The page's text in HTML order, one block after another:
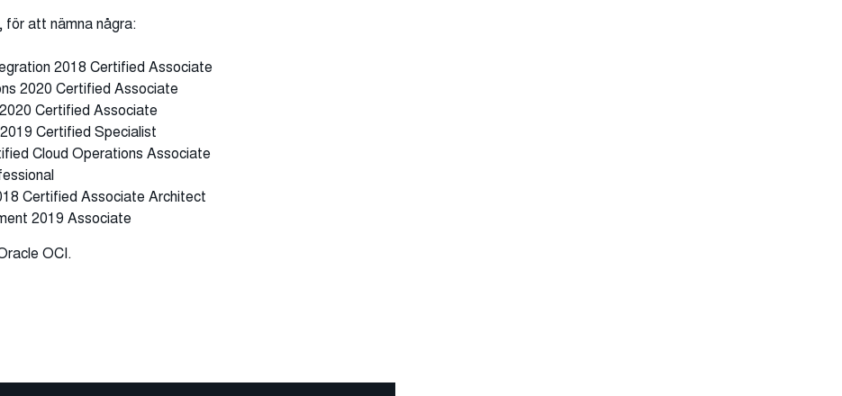
för att nämna några:
2018 Certified Associate
2020 Certified Associate
Certified Associate
Certified Specialist
Cloud Operations Associate
Certified Associate Architect
2019 Associate
OCI.